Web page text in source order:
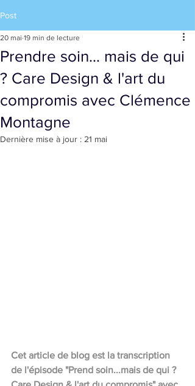
Post
Prendre soin… mais de qui
? Care Design & l'art du
compromis avec Clémence
Montagne
20 mai 19 min de lecture
Dernière mise à jour : 21 mai
Cet article de blog est la transcription
de l'épisode "Prend soin...mais de qui ?